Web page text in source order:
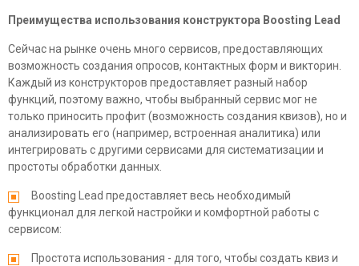
Преимущества использования конструктора Boosting Lead
Сейчас на рынке очень много сервисов, предоставляющих
возможность создания опросов, контактных форм и викторин.
Каждый из конструкторов предоставляет разный набор
функций, поэтому важно, чтобы выбранный сервис мог не
только приносить профит (возможность создания квизов), но и
анализировать его (например, встроенная аналитика) или
интегрировать с другими сервисами для систематизации и
простоты обработки данных.
Boosting Lead предоставляет весь необходимый
функционал для легкой настройки и комфортной работы с
сервисом:
Простота использования - для того, чтобы создать квиз и